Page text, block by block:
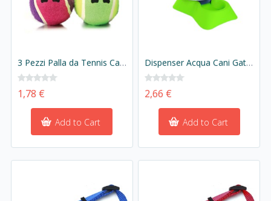
3 Pezzi Palla da Tennis Cane Giocattolo per Cani Animali Domestici
1,78 €
Add to Cart
Dispenser Acqua Cani Gatti 0,65 Litri Ricarica Automatico
2,66 €
Add to Cart